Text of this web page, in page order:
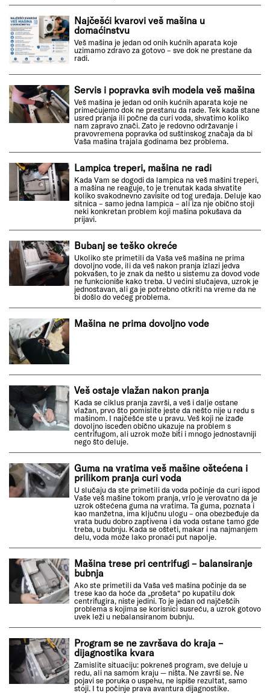
Najčešći kvarovi veš mašina u
domaćinstvu
Veš mašina je jedan od onih kućnih aparata koje
uzimamo zdravo za gotovo – sve dok ne prestane da
radi.
Servis i popravka svih modela veš mašina
Veš mašina je jedan od onih kućnih aparata koje ne
primećujemo dok ne prestanu da rade. Tek kada stane
usred pranja ili počne da curi voda, shvatimo koliko
nam zapravo znači. Zato je redovno održavanje i
pravovremena popravka od suštinskog značaja da bi
Vaša mašina trajala godinama bez problema.
Lampica treperi, mašina ne radi
Kada Vam se dogodi da lampica na veš mašini treperi,
a mašina ne reaguje, to je trenutak kada shvatite
koliko svakodnevno zavisite od tog uređaja. Deluje kao
sitnica – samo jedna lampica – ali iza nje obično stoji
neki konkretan problem koji mašina pokušava da
prijavi.
Bubanj se teško okreće
Ukoliko ste primetili da Vaša veš mašina ne prima
dovoljno vode, ili da veš nakon pranja izlazi jedva
pokvašen, to je znak da nešto u sistemu za dovod vode
ne funkcioniše kako treba. U većini slučajeva, uzrok je
jednostavan, ali ga je potrebno otkriti na vreme da ne
bi došlo do većeg problema.
Mašina ne prima dovoljno vode
Veš ostaje vlažan nakon pranja
Kada se ciklus pranja završi, a veš i dalje ostane
vlažan, prvo što pomislite jeste da nešto nije u redu s
mašinom. I najčešće ste u pravu. Veš koji ne izađe
dovoljno isceđen obično ukazuje na problem s
centrifugom, ali uzrok može biti i mnogo jednostavniji
nego što deluje.
Guma na vratima veš mašine oštećena i
prilikom pranja curi voda
U slučaju da ste primetili da voda počinje da curi ispod
Vaše veš mašine tokom pranja, vrlo je verovatno da je
uzrok oštećena guma na vratima. Ta guma, poznata i
kao manžetna, ima ključnu ulogu – ona obezbeđuje da
vrata budu dobro zaptivena i da voda ostane tamo gde
treba, u bubnju. Kada se ošteti, makar i na najmanjem
delu, voda može lako pronaći put napolje.
Mašina trese pri centrifugi – balansiranje
bubnja
Ako ste primetili da Vaša veš mašina počinje da se
trese kao da hoće da „prošeta“ po kupatilu dok
centrifugira, niste jedini. To je jedan od najčešćih
problema s kojima se korisnici susreću, a uzrok gotovo
uvek leži u nebalansiranom bubnju.
Program se ne završava do kraja –
dijagnostika kvara
Zamislite situaciju: pokreneš program, sve deluje u
redu, ali na samom kraju — ništa. Ne završi se. Ne
pojavi se poruka o uspehu, ne ispiše rezultat, samo
stoji. I tu počinje prava avantura dijagnostike.